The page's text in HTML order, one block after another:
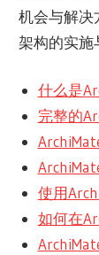
机会与解决
架构的实施
什么是
完整的
使用
如何在